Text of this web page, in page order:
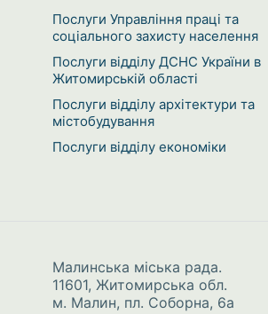
Послуги Управління праці та
соціального захисту населення
Послуги відділу ДСНС України в
Житомирській області
Послуги відділу архітектури та
містобудування
Послуги відділу економіки
Малинська міська рада.
11601, Житомирська обл.
м. Малин, пл. Соборна, 6а